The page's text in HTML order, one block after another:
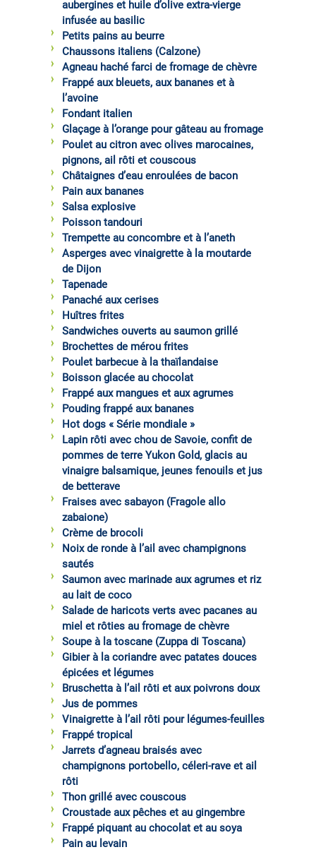
aubergines et huile d’olive extra-vierge
infusée au basilic
Petits pains au beurre
Chaussons italiens (Calzone)
Agneau haché farci de fromage de chèvre
Frappé aux bleuets, aux bananes et à
l’avoine
Fondant italien
Glaçage à l’orange pour gâteau au fromage
Poulet au citron avec olives marocaines,
pignons, ail rôti et couscous
Châtaignes d’eau enroulées de bacon
Pain aux bananes
Salsa explosive
Poisson tandouri
Trempette au concombre et à l’aneth
Asperges avec vinaigrette à la moutarde
de Dijon
Tapenade
Panaché aux cerises
Huîtres frites
Sandwiches ouverts au saumon grillé
Brochettes de mérou frites
Poulet barbecue à la thaïlandaise
Boisson glacée au chocolat
Frappé aux mangues et aux agrumes
Pouding frappé aux bananes
Hot dogs « Série mondiale »
Lapin rôti avec chou de Savoie, confit de
pommes de terre Yukon Gold, glacis au
vinaigre balsamique, jeunes fenouils et jus
de betterave
Fraises avec sabayon (Fragole allo
zabaione)
Crème de brocoli
Noix de ronde à l’ail avec champignons
sautés
Saumon avec marinade aux agrumes et riz
au lait de coco
Salade de haricots verts avec pacanes au
miel et rôties au fromage de chèvre
Soupe à la toscane (Zuppa di Toscana)
Gibier à la coriandre avec patates douces
épicées et légumes
Bruschetta à l’ail rôti et aux poivrons doux
Jus de pommes
Vinaigrette à l’ail rôti pour légumes-feuilles
Frappé tropical
Jarrets d’agneau braisés avec
champignons portobello, céleri-rave et ail
rôti
Thon grillé avec couscous
Croustade aux pêches et au gingembre
Frappé piquant au chocolat et au soya
Pain au levain